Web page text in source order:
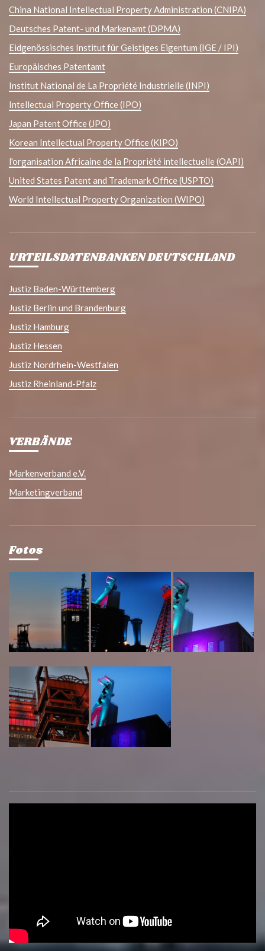
China National Intellectual Property Administration (CNIPA)
Deutsches Patent- und Markenamt (DPMA)
Eidgenössisches Institut für Geistiges Eigentum (IGE / IPI)
Europäisches Patentamt
Institut National de La Propriété Industrielle (INPI)
Intellectual Property Office (IPO)
Japan Patent Office (JPO)
Korean Intellectual Property Office (KIPO)
l'organisation Africaine de la Propriété intellectuelle (OAPI)
United States Patent and Trademark Office (USPTO)
World Intellectual Property Organization (WIPO)
URTEILSDATENBANKEN DEUTSCHLAND
Justiz Baden-Württemberg
Justiz Berlin und Brandenburg
Justiz Hamburg
Justiz Hessen
Justiz Nordrhein-Westfalen
Justiz Rheinland-Pfalz
VERBÄNDE
Markenverband e.V.
Marketingverband
Fotos